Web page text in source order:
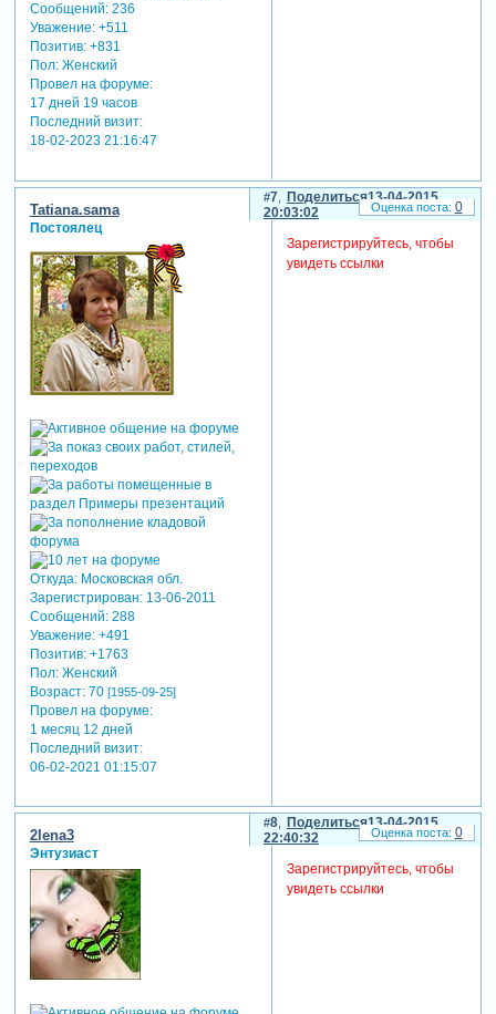
Сообщений:236
Уважение: +511
Позитив: +831
Пол:Женский
Провел на форуме:
17 дней 19 часов
Последний визит:
18-02-2023 21:16:47
Поделиться
7
13-04-2015
20:03:02
Tatiana.sama
Постоялец
Откуда:Московская обл.
Зарегистрирован: 13-06-2011
Сообщений:288
Уважение: +491
Позитив: +1763
Пол:Женский
Возраст:70 [1955-09-25]
Провел на форуме:
1 месяц 12 дней
Последний визит:
06-02-2021 01:15:07
Зарегистрируйтесь, чтобы
увидеть ссылки
0
Поделиться
8
13-04-2015
22:40:32
2lena3
Энтузиаст
Зарегистрируйтесь, чтобы
увидеть ссылки
0